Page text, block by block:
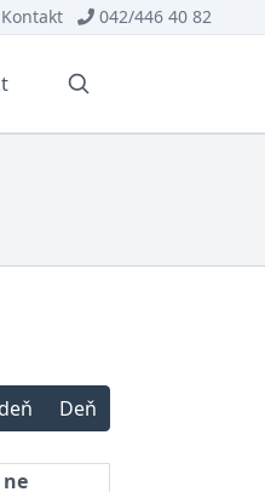
Kontakt 042/446 40 82
Vyhľadávanie
Deň
ne